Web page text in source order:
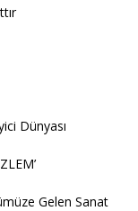
Dünyası
Gelen Sanat